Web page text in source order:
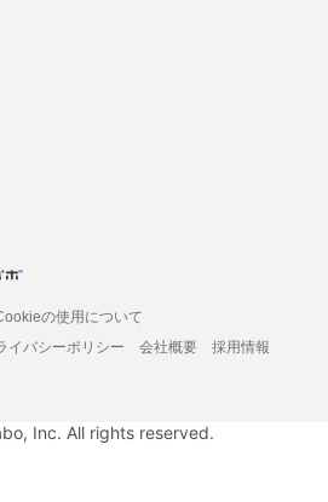
の使用について
イバシーポリシー 会社概要
採用情報
Inc. All rights reserved.